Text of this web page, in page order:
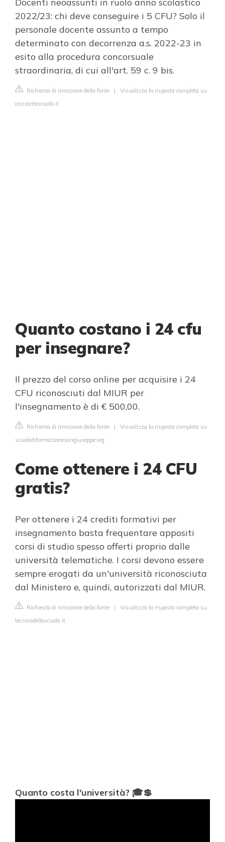
2022/23: chi deve conseguire i 5 CFU? Solo il
personale docente assunto a tempo
determinato con decorrenza a.s. 2022-23 in
esito alla procedura concorsuale
straordinaria, di cui all'art. 59 c. 9 bis.
Richiesta di rimozione della fonte | Visualizza la risposta completa su
orizzontescuola.it
Quanto costano i 24 cfu
per insegnare?
Il prezzo del corso online per acquisire i 24
CFU riconosciuti dal MIUR per
l'insegnamento è di € 500,00.
Richiesta di rimozione della fonte | Visualizza la risposta completa su
scuoladiformazionesangiuseppe.org
Come ottenere i 24 CFU
gratis?
Per ottenere i 24 crediti formativi per
insegnamento basta frequentare appositi
corsi di studio spesso offerti proprio dalle
università telematiche. I corsi devono essere
sempre erogati da un'università riconosciuta
dal Ministero e, quindi, autorizzati dal MIUR.
Richiesta di rimozione della fonte | Visualizza la risposta completa su
tecnicadellascuola.it
Quanto costa l'università? 🎓💲